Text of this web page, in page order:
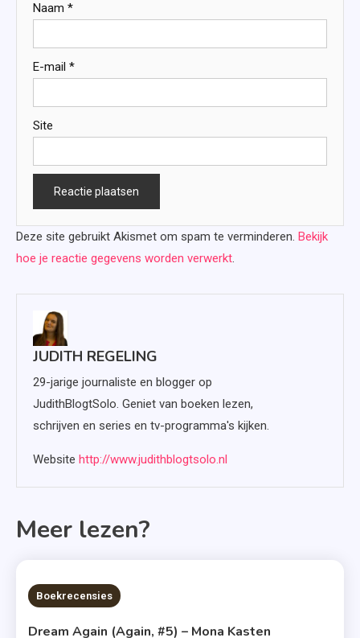
Naam *
E-mail *
Site
Deze site gebruikt Akismet om spam te verminderen. Bekijk
hoe je reactie gegevens worden verwerkt.
JUDITH REGELING
29-jarige journaliste en blogger op
JudithBlogtSolo. Geniet van boeken lezen,
schrijven en series en tv-programma's kijken.
Website http://www.judithblogtsolo.nl
Meer lezen?
6 MINS READ
Boekrecensies
Dream Again (Again, #5) – Mona Kasten